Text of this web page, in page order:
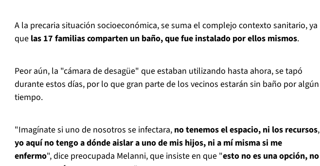
A la precaria situación socioeconómica, se suma el complejo contexto sanitario, ya
que las 17 familias comparten un baño, que fue instalado por ellos mismos.
Peor aún, la "cámara de desagüe" que estaban utilizando hasta ahora, se tapó
durante estos días, por lo que gran parte de los vecinos estarán sin baño por algún
tiempo.
"Imagínate si uno de nosotros se infectara, no tenemos el espacio, ni los recursos,
yo aquí no tengo a dónde aislar a uno de mis hijos, ni a mí misma si me
enfermo", dice preocupada Melanni, que insiste en que "esto no es una opción, no